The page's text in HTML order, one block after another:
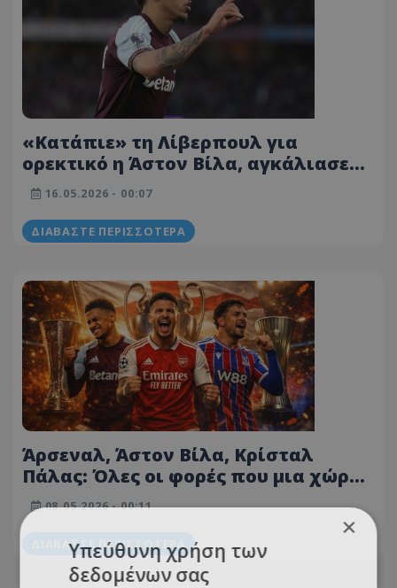
«Κατάπιε» τη Λίβερπουλ για
ορεκτικό η Άστον Βίλα, αγκάλιασε
την 4η θέση και... ορμά για το Europa!
16.05.2026 - 00:07
ΔΙΑΒΆΣΤΕ ΠΕΡΙΣΣΌΤΕΡΑ
Άρσεναλ, Άστον Βίλα, Κρίσταλ
Πάλας: Όλες οι φορές που μια χώρα
έφτασε και στους τρεις
ευρωπαϊκούς τελικούς!
08.05.2026 - 00:11
ΔΙΑΒΆΣΤΕ ΠΕΡΙΣΣΌΤΕΡΑ
×
Υπεύθυνη χρήση των
δεδομένων σας